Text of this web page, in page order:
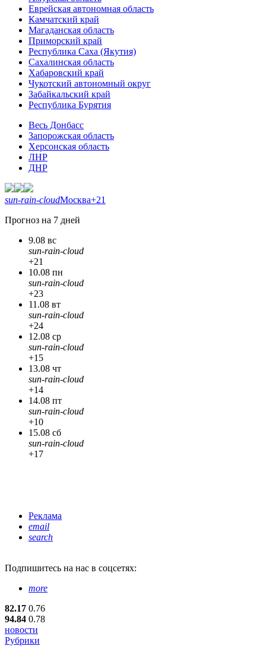
Еврейская автономная область
Камчатский край
Магаданская область
Приморский край
Республика Саха (Якутия)
Сахалинская область
Хабаровский край
Чукотский автономный округ
Забайкальский край
Республика Бурятия
Весь Донбасс
Запорожская область
Херсонская область
ЛНР
ДНР
sun-rain-cloudМосква+21
Прогноз на 7 дней
9.08 вс
sun-rain-cloud
+21
10.08 пн
sun-rain-cloud
+23
11.08 вт
sun-rain-cloud
+24
12.08 ср
sun-rain-cloud
+15
13.08 чт
sun-rain-cloud
+14
14.08 пт
sun-rain-cloud
+10
15.08 сб
sun-rain-cloud
+17
Реклама
email
search
Подпишитесь на нас в соцсетях:
more
82.17 0.76
94.84 0.78
новости
Рубрики